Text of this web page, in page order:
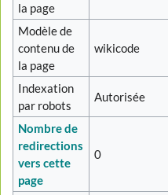
la page
Modèle de
contenu de
la page
wikicode
Indexation
par robots
Autorisée
Nombre de
redirections
vers cette
page
0